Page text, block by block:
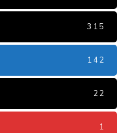
315
142
22
1